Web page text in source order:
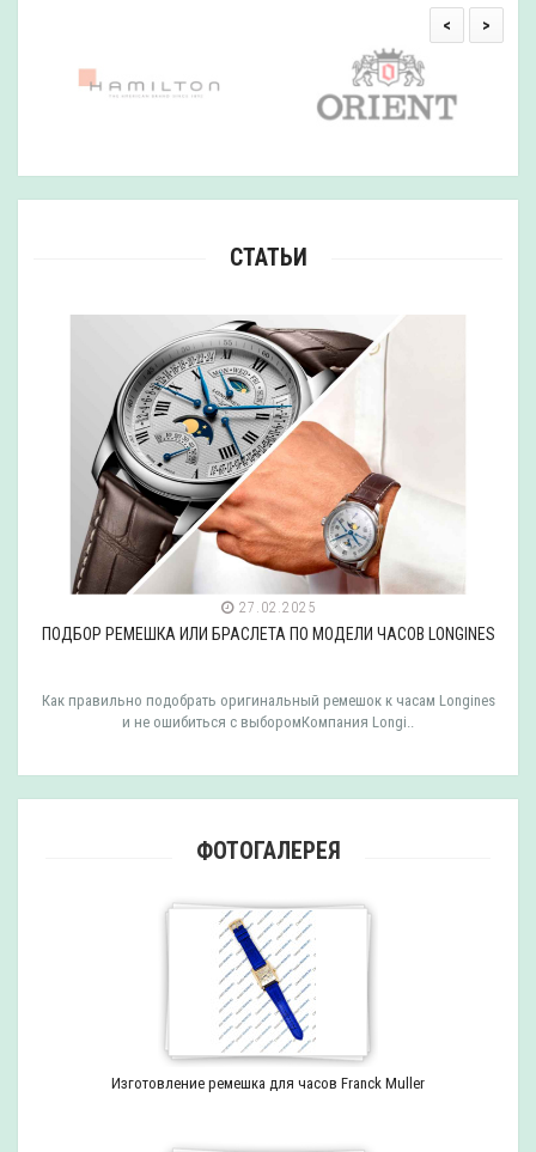
< >
СТАТЬИ
27.02.2025
ПОДБОР РЕМЕШКА ИЛИ БРАСЛЕТА ПО МОДЕЛИ ЧАСОВ LONGINES
Как правильно подобрать оригинальный ремешок к часам Longines
и не ошибиться с выборомКомпания Longi..
ФОТОГАЛЕРЕЯ
Изготовление ремешка для часов Franck Muller